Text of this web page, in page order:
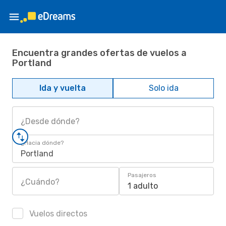
Encuentra grandes ofertas de vuelos a
Portland
Ida y vuelta Solo ida
¿Desde dónde?
¿Hacia dónde?
Portland
¿Cuándo?
Pasajeros
1 adulto
Vuelos directos